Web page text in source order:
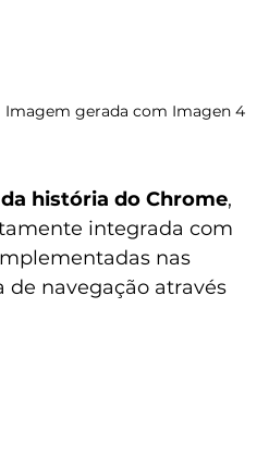
Imagem gerada com Imagen 4
história do Chrome,
integrada com
nas
navegação através